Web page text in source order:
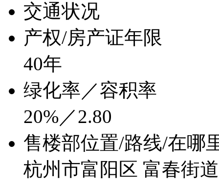
交通状况
产权/房产证年限
40年
绿化率／容积率
20%／2.80
售楼部位置/路线/在哪
杭州市富阳区 富春街